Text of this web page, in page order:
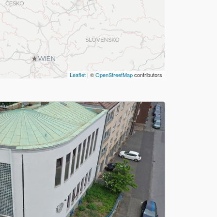
Leaflet| ©OpenStreetMapcontributors